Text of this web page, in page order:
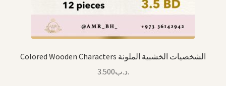
Colored Wooden Characters الشخصيات الخشبية الملونة
.د.ب3.500